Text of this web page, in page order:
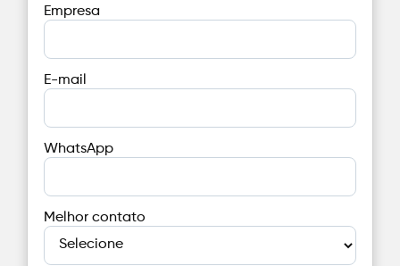
Empresa
E-mail
WhatsApp
Melhor contato